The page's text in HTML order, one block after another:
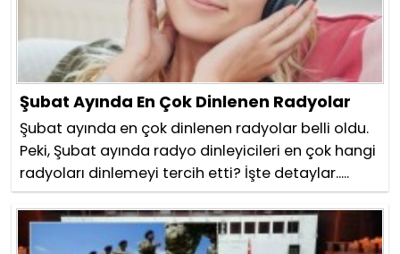
Şubat Ayında En Çok Dinlenen Radyolar
Şubat ayında en çok dinlenen radyolar belli oldu.
Peki, Şubat ayında radyo dinleyicileri en çok hangi
radyoları dinlemeyi tercih etti? İşte detaylar.....